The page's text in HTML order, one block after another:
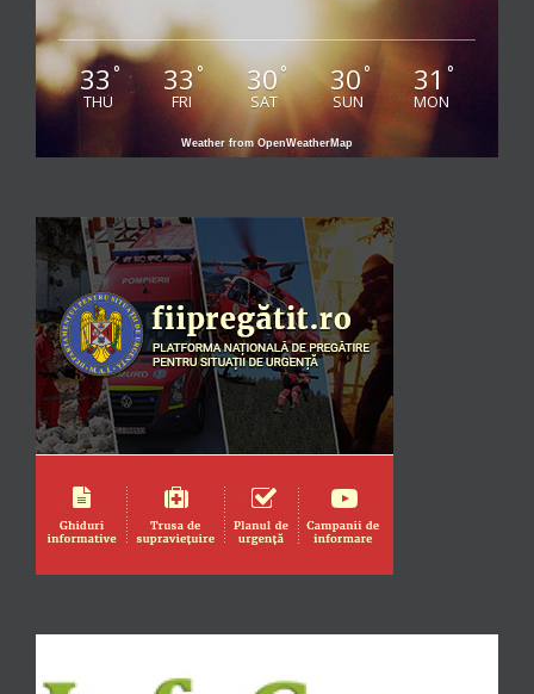
33 °
THU
33°
FRI
30°
SAT
30°
SUN
31 °
MON
Weather from OpenWeatherMap